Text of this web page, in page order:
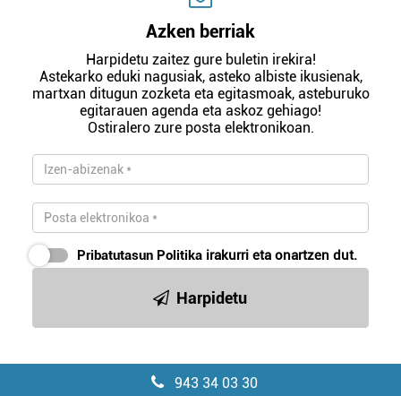
Azken berriak
Harpidetu zaitez gure buletin irekira!
Astekarko eduki nagusiak, asteko albiste ikusienak,
martxan ditugun zozketa eta egitasmoak, asteburuko
egitarauen agenda eta askoz gehiago!
Ostiralero zure posta elektronikoan.
Pribatutasun Politika irakurri eta onartzen dut.
Harpidetu
943 34 03 30